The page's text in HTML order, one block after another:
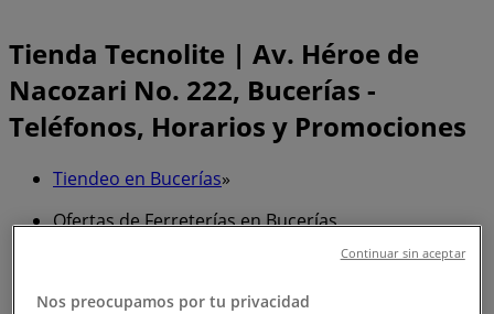
Tienda Tecnolite | Av. Héroe de
Nacozari No. 222, Bucerías -
Teléfonos, Horarios y Promociones
Tiendeo en Bucerías»
Ofertas de Ferreterías en Bucerías
Nos preocupamos por tu privacidad
Continuar sin aceptar